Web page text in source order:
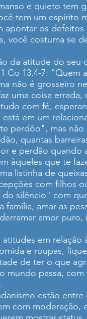
e quieto tem
tem um espírito
apontar os
você costuma se
da atitude do seu
Co 13.4-7:
não é grosseiro
uma coisa
com fé,
em um
perdôo", mas
quantas
e perdão quando
àqueles que te
listinha de
com filhos
silêncio" com
família, amar as
amor
em relação
e roupas,
de ter o que
mundo passa,
estão
com moderação,